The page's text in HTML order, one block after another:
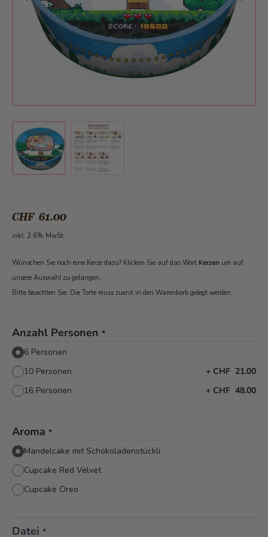
View larger imageView larger image
CHF 61.00
inkl. 2.6% MwSt.
Wünschen Sie noch eine Kerze dazu? Klicken Sie auf das Wort Kerzen um auf
unsere Auswahl zu gelangen.
Bitte beachten Sie: Die Torte muss zuerst in den Warenkorb gelegt werden.
Anzahl Personen *
6 Personen
10 Personen
+ CHF 21.00
16 Personen
+ CHF 48.00
Aroma *
Mandelcake mit Schokoladenstückli
Cupcake Red Velvet
Cupcake Oreo
Datei *